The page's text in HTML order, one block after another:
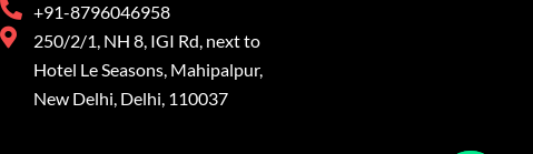
+91-8796046958
250/2/1, NH 8, IGI Rd, next to
Hotel Le Seasons, Mahipalpur,
New Delhi, Delhi, 110037